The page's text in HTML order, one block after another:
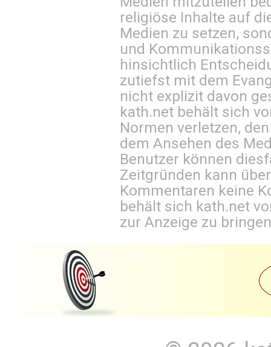
religiöse Inhalte auf
Medien zu setzen,
und
hinsichtlich
zutiefst mit dem
nicht explizit davon
kath.net behält sich
Normen verletzen,
dem Ansehen des
Benutzer können
Zeitgründen kann
Kommentaren keine
behält sich kath.net
zur Anzeige zu